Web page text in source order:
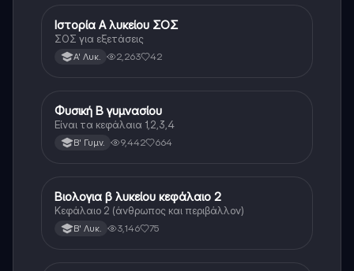
Ιστορία
Ιστορία Α λυκείου ΣΟΣ
ΣΟΣ για εξετάσεις
Α' Λυκ. 2,263 42
Φυσική
Φυσική Β γυμνασίου
Είναι τα κεφάλαια 1,2,3,4
Β' Γυμν. 9,442 664
Βιολογία
Βιολογια β λυκείου κεφάλαιο 2
Κεφάλαιο 2 (άνθρωπος και περιβάλλον)
Β' Λυκ. 3,146 75